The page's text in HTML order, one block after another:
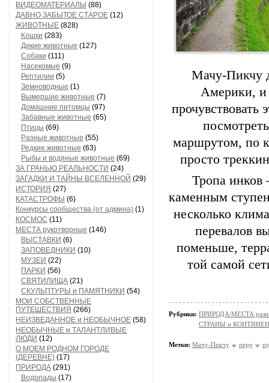
ВИДЕОМАТЕРИАЛЫ (88)
ДАВНО ЗАБЫТОЕ СТАРОЕ (12)
ЖИВОТНЫЕ (828)
Кошки (283)
Дикие животные (127)
Собаки (111)
Насекомые (9)
Рептилии (5)
Земноводные (1)
Вымершие животные (7)
Домашние питомцы (97)
Забавные животные (65)
Птицы (69)
Разные животные (55)
Редкие животные (63)
Рыбы и водяные животные (69)
ЗА ГРАНЬЮ РЕАЛЬНОСТИ (24)
ЗАГАДКИ И ТАЙНЫ ВСЕЛЕННОЙ (29)
ИСТОРИЯ (27)
КАТАСТРОФЫ (6)
Конкурсы сообщества (от админа) (1)
КОСМОС (11)
МЕСТА рукотворные (146)
ВЫСТАВКИ (6)
ЗАПОВЕДНИКИ (10)
МУЗЕИ (22)
ПАРКИ (56)
СВЯТИЛИЩА (21)
СКУЛЬПТУРЫ и ПАМЯТНИКИ (54)
МОИ СОБСТВЕННЫЕ
ПУТЕШЕСТВИЯ (266)
НЕИЗВЕДАННОЕ и НЕОБЫЧНОЕ (58)
НЕОБЫЧНЫЕ и ТАЛАНТЛИВЫЕ
ЛЮДИ (12)
О МОЕМ РОДНОМ ГОРОДЕ
(ДЕРЕВНЕ) (17)
ПРИРОДА (291)
Водопады (17)
Мачу‑Пикчу
Америки, и
прочувствовать
посмотреть
маршрутом, по
просто
Тропа инков
каменным
несколько
перевалов
поменьше,
той самой
Рубрики: ПРИРОДА/МЕСТА
СТРАНЫ и
Метки: Мачу-Пикчу перу